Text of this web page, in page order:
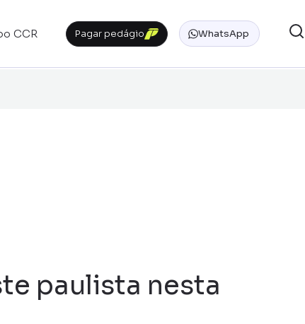
CCR Pagar pedágio WhatsApp
paulista nesta